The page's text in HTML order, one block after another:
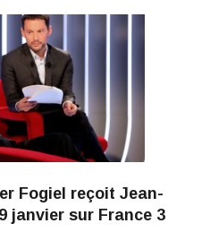
Fogiel reçoit Jean-
janvier sur France 3